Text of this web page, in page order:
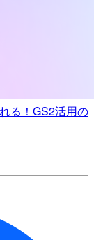
る！GS2活用の